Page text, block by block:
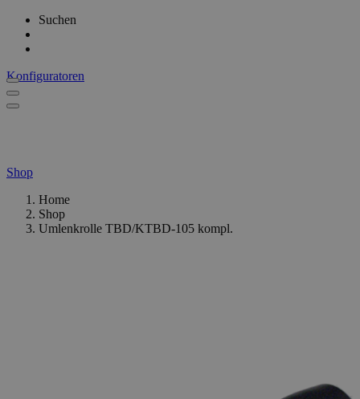
Suchen
Konfiguratoren
Shop
Home
Shop
Umlenkrolle TBD/KTBD-105 kompl.